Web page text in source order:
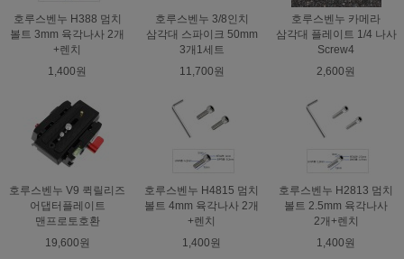
호루스벤누 H388 멈치
볼트 3mm 육각나사 2개
+렌치
1,400원
호루스벤누 3/8인치
삼각대 스파이크 50mm
3개1세트
11,700원
호루스벤누 카메라
삼각대 플레이트 1/4 나사
Screw4
2,600원
호루스벤누 V9 퀵릴리즈
어댑터플레이트
맨프로토호환
19,600원
호루스벤누 H4815 멈치
볼트 4mm 육각나사 2개
+렌치
1,400원
호루스벤누 H2813 멈치
볼트 2.5mm 육각나사
2개+렌치
1,400원